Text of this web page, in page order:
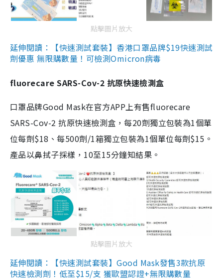
點擊圖片放大
延伸閱讀：【快速測試套裝】香港口罩品牌$19快速測試
劑優惠 無限購數量！可檢測Omicron病毒
fluorecare SARS-Cov-2 抗原快速檢測盒
口罩品牌Good Mask在官方APP上有售fluorecare
SARS-Cov-2 抗原快速檢測盒，每20劑獨立包裝為1個單
位每劑$18、每500劑/1箱獨立包裝為1個單位每劑$15。
產品以鼻拭子採樣，10至15分鐘知結果。
點擊圖片放大
延伸閱讀：【快速測試套裝】Good Mask發售3款抗原
快速檢測劑！低至$15/支 獲歐盟認證+無限購數量